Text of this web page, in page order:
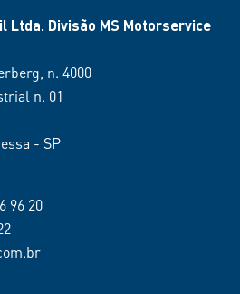
Ltda. Divisão MS Motorservice
n. 4000
n. 01
- SP
96 20